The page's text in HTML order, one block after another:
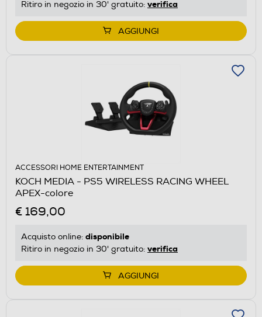
Ritiro in negozio in 30' gratuito: verifica
AGGIUNGI
ACCESSORI HOME ENTERTAINMENT
KOCH MEDIA - PS5 WIRELESS RACING WHEEL
APEX-colore
€ 169,00
Acquisto online: disponibile
Ritiro in negozio in 30' gratuito: verifica
AGGIUNGI